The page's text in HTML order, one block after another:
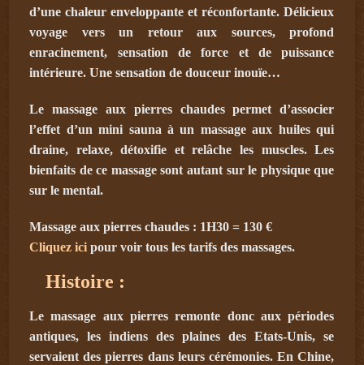
d’une chaleur enveloppante et réconfortante. Délicieux
voyage vers un retour aux sources, profond
enracinement, sensation de force et de puissance
intérieure. Une sensation de douceur inouïe…
Le massage aux pierres chaudes permet d’associer
l’effet d’un mini sauna à un massage aux huiles qui
draine, relaxe, détoxifie et relâche les muscles. Les
bienfaits de ce massage sont autant sur le physique que
sur le mental.
Massage aux pierres chaudes : 1H30 = 130 €
Cliquez ici pour voir tous les tarifs des massages.
Histoire :
Le massage aux pierres remonte donc aux périodes
antiques, les indiens des plaines des Etats-Unis, se
servaient des pierres dans leurs cérémonies. En Chine,